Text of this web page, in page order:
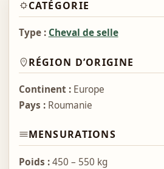
CATÉGORIE
Type : Cheval de selle
RÉGION D’ORIGINE
Continent :Europe
Pays :Roumanie
MENSURATIONS
Poids :450 – 550 kg